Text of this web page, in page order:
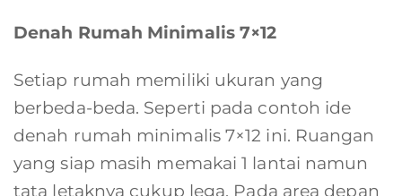
Denah Rumah Minimalis 7×12
Setiap rumah memiliki ukuran yang
berbeda-beda. Seperti pada contoh ide
denah rumah minimalis 7×12 ini. Ruangan
yang siap masih memakai 1 lantai namun
tata letaknya cukup lega. Pada area depan